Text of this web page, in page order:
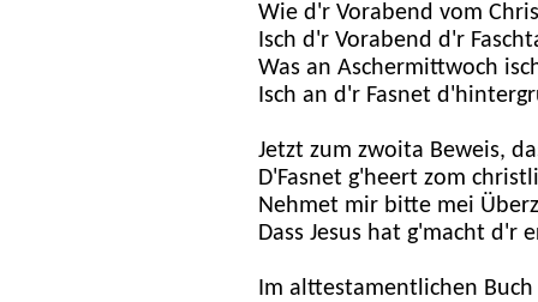
Wie d'r Vorabend vom
Isch d'r Vorabend d'r
Was an Aschermittwoch
Isch an d'r Fasnet
Jetzt zum zwoita Beweis,
D'Fasnet g'heert zom
Nehmet mir bitte mei
Dass Jesus hat g'macht d'r
Im alttestamentlichen